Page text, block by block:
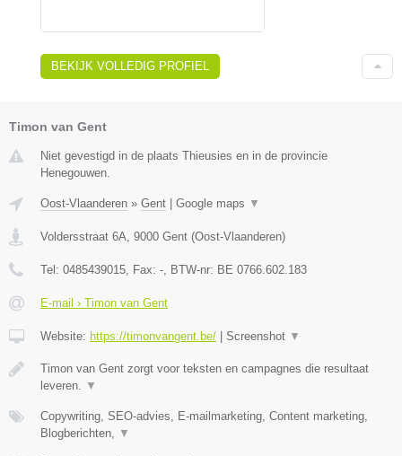
BEKIJK VOLLEDIG PROFIEL
Timon van Gent
Niet gevestigd in de plaats Thieusies en in de provincie
Henegouwen.
Oost-Vlaanderen » Gent Google maps ▼
Voldersstraat 6A, 9000 Gent (Oost-Vlaanderen)
Tel: 0485439015, Fax: -, BTW-nr: BE 0766.602.183
E-mail › Timon van Gent
Website: https://timonvangent.be/ Screenshot ▼
Timon van Gent zorgt voor teksten en campagnes die resultaat
leveren. ▼
Copywriting, SEO-advies, E-mailmarketing, Content marketing,
Blogberichten, ▼